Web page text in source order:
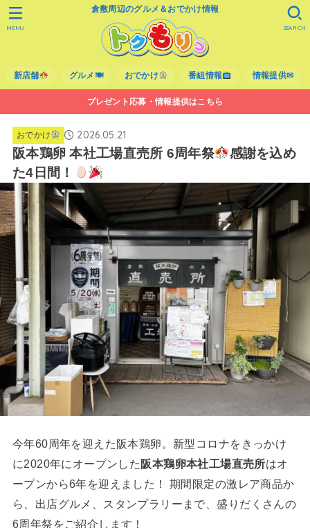
倉敷周辺のグルメ＆おでかけ情報
新店舗 グルメ🍽 おでかけ 番組情報 情報提供✉
SEARCH
MENU
プレゼント応募・情報提供はこちら
おでかけ 2026.05.21
阪本鶏卵 本社工場直売所 6周年祭
感謝を込め
た4日間！
今年60周年を迎えた阪本鶏卵。新型コロナをきっかけ
に2020年にオープンした 阪本鶏卵本社工場直売所はオ
ープンから6年を迎えました！ 期間限定の激レア商品か
ら、出店グルメ、スタンプラリーまで、盛りだくさんの
6周年祭をご紹介します！